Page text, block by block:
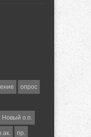
опрос
Новый о.п.
пр.